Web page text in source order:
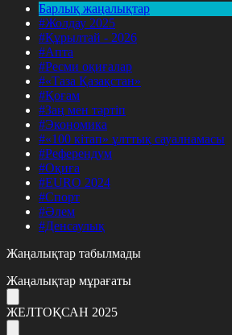
Барлық жаңалықтар
#Жолдау 2025
#Құрылтай - 2026
#Апта
#Ресми оқиғалар
#«Таза Қазақстан»
#Қоғам
#Заң мен тәртіп
#Экономика
#«100 кітап» ұлттық сауалнамасы
#Референдум
#Оқиға
#EURO 2024
#Спорт
#Әлем
#Денсаулық
Жаңалықтар табылмады
Жаңалықтар мұрағаты
ЖЕЛТОҚСАН 2025